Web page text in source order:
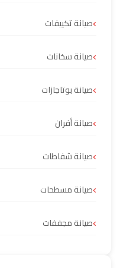
صيانة تكييفات
صيانة سخانات
صيانة بوتاجازات
صيانة أفران
صيانة شفاطات
صيانة مسطحات
صيانة مجففات